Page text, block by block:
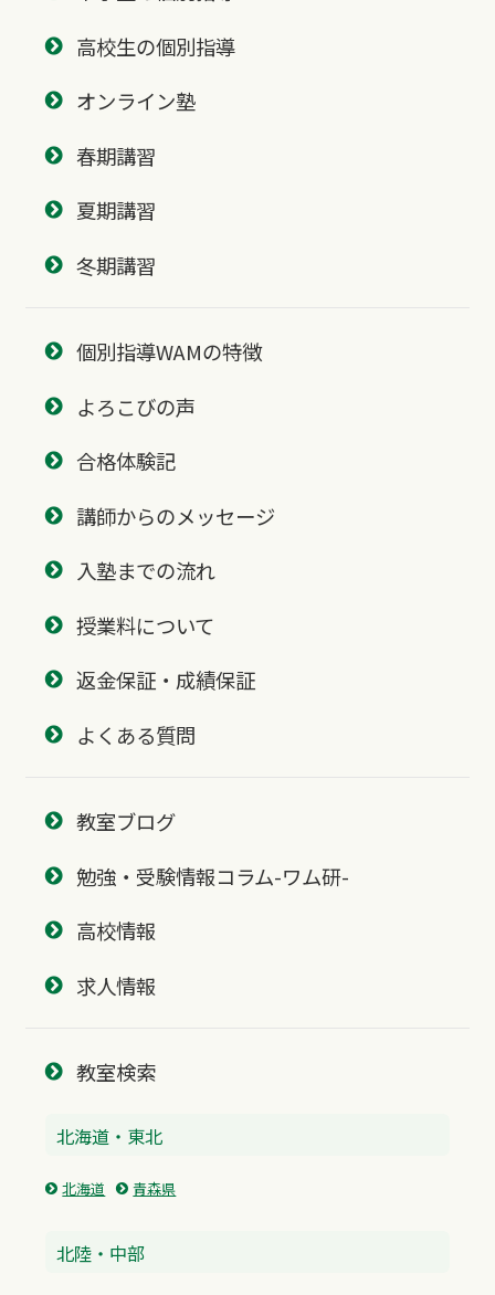
高校生の個別指導
オンライン塾
春期講習
夏期講習
冬期講習
個別指導WAMの特徴
よろこびの声
合格体験記
講師からのメッセージ
入塾までの流れ
授業料について
返金保証・成績保証
よくある質問
教室ブログ
勉強・受験情報コラム-ワム研-
高校情報
求人情報
教室検索
北海道・東北
北海道 青森県
北陸・中部